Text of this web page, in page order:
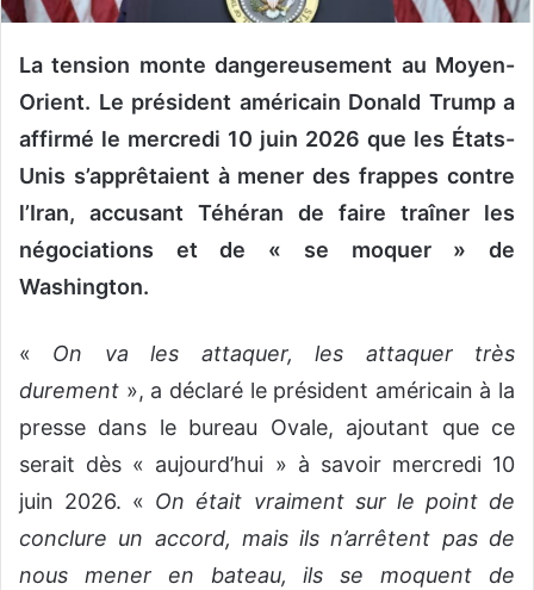
r
e
l
La tension monte dangereusement au Moyen-
Orient. Le président américain Donald Trump a
affirmé le mercredi 10 juin 2026 que les États-
Unis s’apprêtaient à mener des frappes contre
l’Iran, accusant Téhéran de faire traîner les
négociations et de « se moquer » de
Washington.
« On va les attaquer, les attaquer très
durement », a déclaré le président américain à la
presse dans le bureau Ovale, ajoutant que ce
serait dès « aujourd’hui » à savoir mercredi 10
juin 2026. « On était vraiment sur le point de
conclure un accord, mais ils n’arrêtent pas de
nous mener en bateau, ils se moquent de